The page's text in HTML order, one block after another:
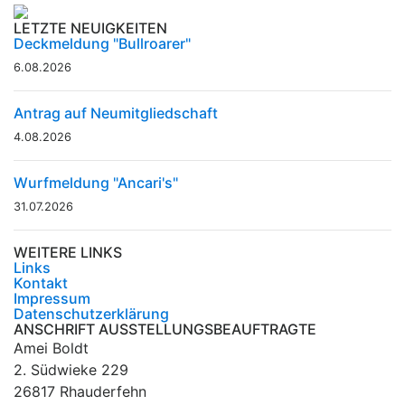
LETZTE NEUIGKEITEN
Deckmeldung "Bullroarer"
6.08.2026
Antrag auf Neumitgliedschaft
4.08.2026
Wurfmeldung "Ancari's"
31.07.2026
WEITERE LINKS
Links
Kontakt
Impressum
Datenschutzerklärung
ANSCHRIFT AUSSTELLUNGSBEAUFTRAGTE
Amei Boldt
2. Südwieke 229
26817 Rhauderfehn